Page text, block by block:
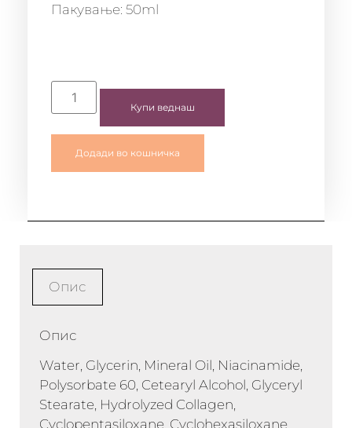
Пакување: 50ml
Купи веднаш
Додади во кошничка
Опис
Опис
Water, Glycerin, Mineral Oil, Niacinamide,
Polysorbate 60, Cetearyl Alcohol, Glyceryl
Stearate, Hydrolyzed Collagen,
Cyclopentasiloxane, Cyclohexasiloxane,